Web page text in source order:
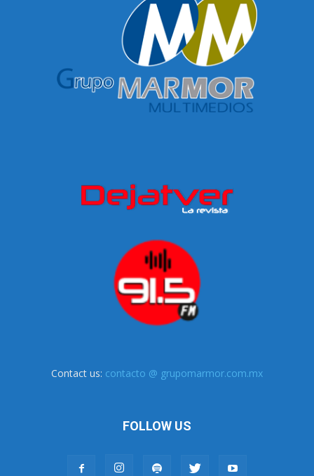
Contact us: contacto @ grupomarmor.com.mx
FOLLOW US